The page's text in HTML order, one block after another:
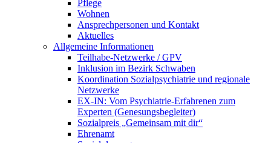
Pflege
Wohnen
Ansprechpersonen und Kontakt
Aktuelles
Allgemeine Informationen
Teilhabe-Netzwerke / GPV
Inklusion im Bezirk Schwaben
Koordination Sozialpsychiatrie und regionale
Netzwerke
EX-IN: Vom Psychiatrie-Erfahrenen zum
Experten (Genesungsbegleiter)
Sozialpreis „Gemeinsam mit dir“
Ehrenamt